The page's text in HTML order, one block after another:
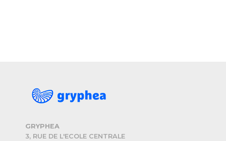
GRYPHEA
3, RUE DE L'ECOLE CENTRALE